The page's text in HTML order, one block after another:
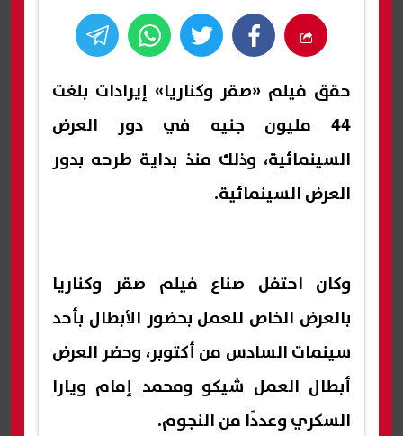
حقق فيلم «صقر وكناريا» إيرادات بلغت
44 مليون جنيه في دور العرض
السينمائية، وذلك منذ بداية طرحه بدور
العرض السينمائية.
وكان احتفل صناع فيلم صقر وكناريا
بالعرض الخاص للعمل بحضور الأبطال بأحد
سينمات السادس من أكتوبر، وحضر العرض
أبطال العمل شيكو ومحمد إمام ويارا
السكري وعددًا من النجوم.